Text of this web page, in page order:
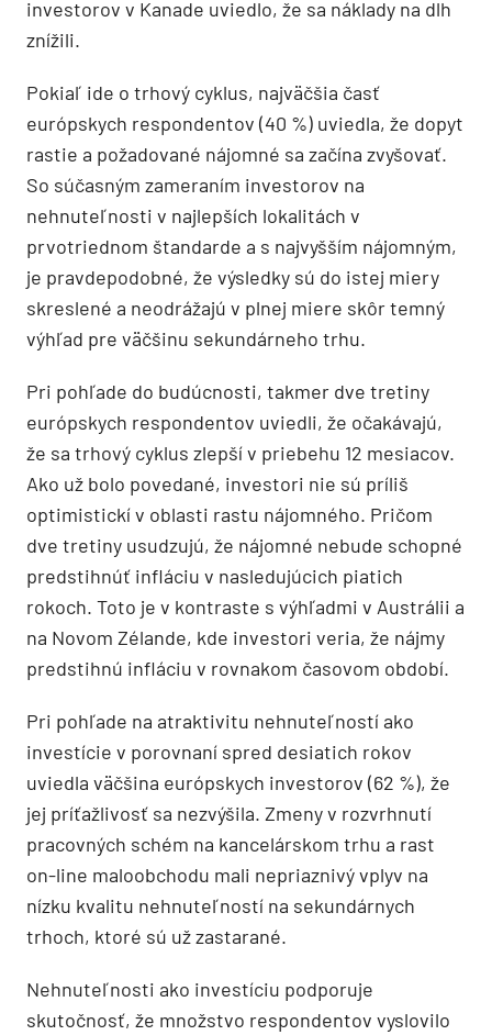
investorov v Kanade uviedlo, že sa náklady na dlh
znížili.
Pokiaľ ide o trhový cyklus, najväčšia časť
európskych respondentov (40 %) uviedla, že dopyt
rastie a požadované nájomné sa začína zvyšovať.
So súčasným zameraním investorov na
nehnuteľnosti v najlepších lokalitách v
prvotriednom štandarde a s najvyšším nájomným,
je pravdepodobné, že výsledky sú do istej miery
skreslené a neodrážajú v plnej miere skôr temný
výhľad pre väčšinu sekundárneho trhu.
Pri pohľade do budúcnosti, takmer dve tretiny
európskych respondentov uviedli, že očakávajú,
že sa trhový cyklus zlepší v priebehu 12 mesiacov.
Ako už bolo povedané, investori nie sú príliš
optimistickí v oblasti rastu nájomného. Pričom
dve tretiny usudzujú, že nájomné nebude schopné
predstihnúť infláciu v nasledujúcich piatich
rokoch. Toto je v kontraste s výhľadmi v Austrálii a
na Novom Zélande, kde investori veria, že nájmy
predstihnú infláciu v rovnakom časovom období.
Pri pohľade na atraktivitu nehnuteľností ako
investície v porovnaní spred desiatich rokov
uviedla väčšina európskych investorov (62 %), že
jej príťažlivosť sa nezvýšila. Zmeny v rozvrhnutí
pracovných schém na kancelárskom trhu a rast
on-line maloobchodu mali nepriaznivý vplyv na
nízku kvalitu nehnuteľností na sekundárnych
trhoch, ktoré sú už zastarané.
Nehnuteľnosti ako investíciu podporuje
skutočnosť, že množstvo respondentov vyslovilo